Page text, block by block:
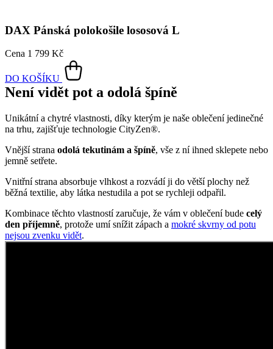
DAX Pánská polokošile lososová L
Cena 1 799 Kč
DO KOŠÍKU
Není vidět pot a odolá špíně
Unikátní a chytré vlastnosti, díky kterým je naše oblečení jedinečné
na trhu, zajišťuje technologie CityZen®.
Vnější strana odolá tekutinám a špíně, vše z ní ihned sklepete nebo
jemně setřete.
Vnitřní strana absorbuje vlhkost a rozvádí ji do větší plochy než
běžná textilie, aby látka nestudila a pot se rychleji odpařil.
Kombinace těchto vlastností zaručuje, že vám v oblečení bude celý
den příjemně, protože umí snížit zápach a mokré skvrny od potu
nejsou zvenku vidět.